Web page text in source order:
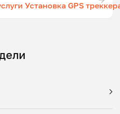
Установка GPS